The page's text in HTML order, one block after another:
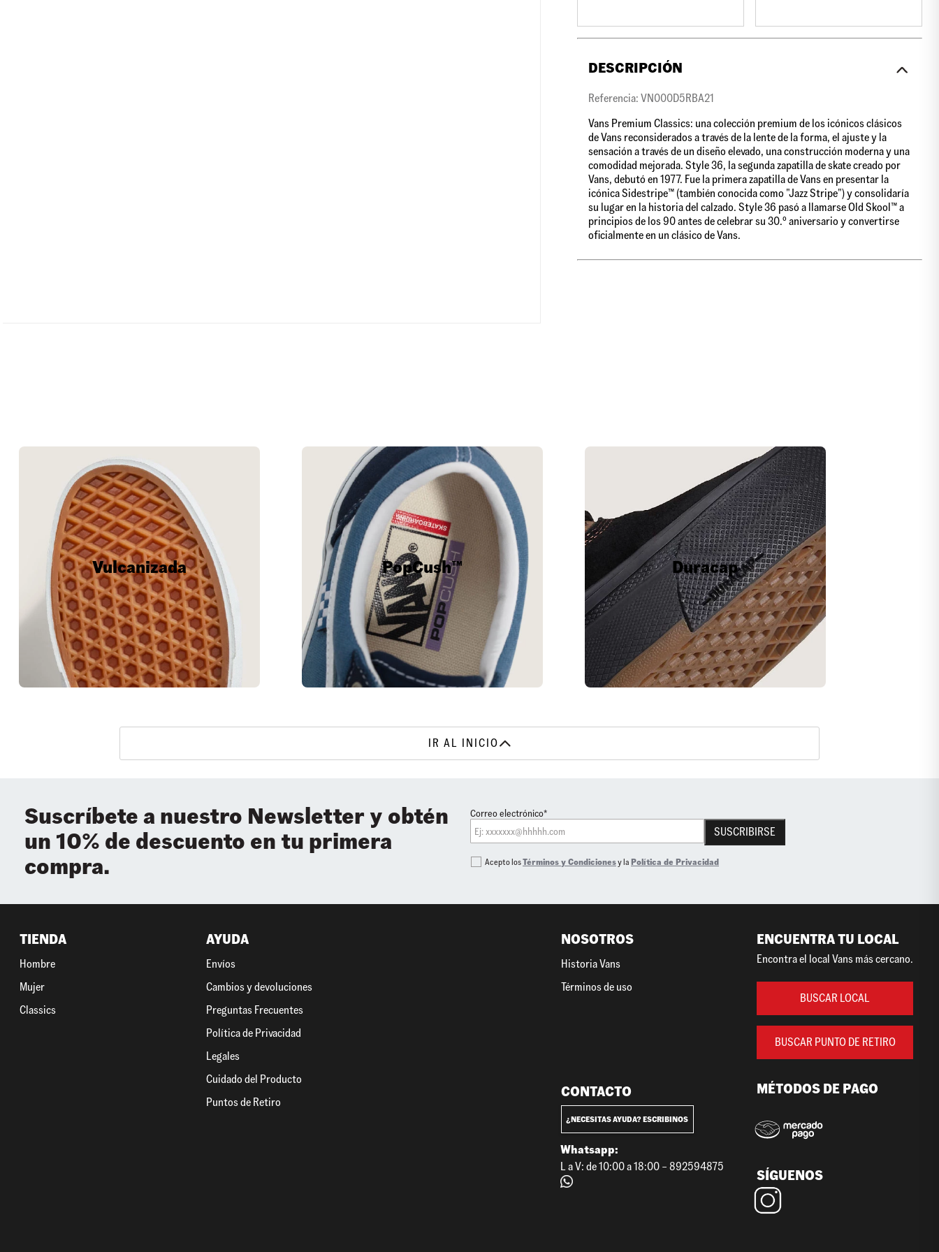
DESCRIPCIÓN
Referencia: VN000D5RBA21
Vans Premium Classics: una colección premium de los icónicos clásicos
de Vans reconsiderados a través de la lente de la forma, el ajuste y la
sensación a través de un diseño elevado, una construcción moderna y una
comodidad mejorada. Style 36, la segunda zapatilla de skate creado por
Vans, debutó en 1977. Fue la primera zapatilla de Vans en presentar la
icónica Sidestripe™ (también conocida como "Jazz Stripe") y consolidaría
su lugar en la historia del calzado. Style 36 pasó a llamarse Old Skool™ a
principios de los 90 antes de celebrar su 30.º aniversario y convertirse
oficialmente en un clásico de Vans.
Vulcanizada PopCush™ Duracap
IR AL INICIO
Suscríbete a nuestro Newsletter y obtén
un 10% de descuento en tu primera
compra.
Correo electrónico*
SUSCRIBIRSE
Acepto losTérminos y Condicionesy la Política de Privacidad
TIENDA
Hombre
Mujer
Classics
AYUDA
Envíos
Cambios y devoluciones
Preguntas Frecuentes
Política de Privacidad
Legales
Cuidado del Producto
Puntos de Retiro
NOSOTROS
Historia Vans
Términos de uso
ENCUENTRA TU LOCAL
Encontra el local Vans más cercano.
BUSCAR LOCAL
BUSCAR PUNTO DE RETIRO
CONTACTO
¿NECESITAS AYUDA? ESCRIBINOS
Whatsapp:
L a V: de 10:00 a 18:00 – 892594875
MÉTODOS DE PAGO
SÍGUENOS